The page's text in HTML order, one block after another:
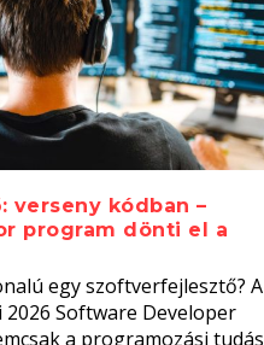
ezeket
4.| Kvíz
egyetemi
4.| Iskolák
verseny
augusztus. 3.| Mi leszek?
hogyan
3.| Egészség
verseny kódban –
program dönti el a
egy szoftverfejlesztő? A
Software Developer
a programozási tudás